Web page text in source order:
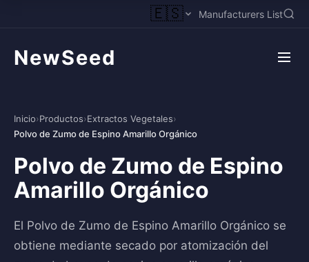
🇪🇸 Manufacturers List
NewSeed
Inicio›Productos›Extractos Vegetales›
Polvo de Zumo de Espino Amarillo Orgánico
Polvo de Zumo de Espino
Amarillo Orgánico
El Polvo de Zumo de Espino Amarillo Orgánico se
obtiene mediante secado por atomización del